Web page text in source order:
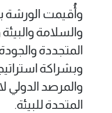
وأُقيمت الورشة
والسلامة
المتجددة
وبشراكة
والمرصد الدولي
المتحدة للبيئة.